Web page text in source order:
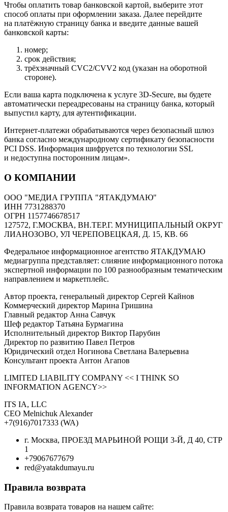
Чтобы оплатить товар банковской картой, выберите этот
способ оплаты при оформлении заказа. Далее перейдите
на платёжную страницу банка и введите данные вашей
банковской карты:
номер;
срок действия;
трёхзначный CVC2/CVV2 код (указан на оборотной
стороне).
Если ваша карта подключена к услуге 3D-Secure, вы будете
автоматически переадресованы на страницу банка, который
выпустил карту, для аутентификации.
Интернет-платежи обрабатываются через безопасный шлюз
банка согласно международному сертификату безопасности
PCI DSS. Информация шифруется по технологии SSL
и недоступна посторонним лицам».
О КОМПАНИИ
ООО "МЕДИА ГРУППА "ЯТАКДУМАЮ"
ИНН 7731288370
ОГРН 1157746678517
127572, Г.МОСКВА, ВН.ТЕР.Г. МУНИЦИПАЛЬНЫЙ ОКРУГ
ЛИАНОЗОВО, УЛ ЧЕРЕПОВЕЦКАЯ, Д. 15, КВ. 66
Федеральное информационное агентство ЯТАКДУМАЮ
медиагруппа представляет: слияние информационного потока
экспертной информации по 100 разнообразным тематическим
направлением и маркетплейс.
Автор проекта, генеральный директор Сергей Кайнов
Коммерческий директор Марина Гришина
Главный редактор Анна Савчук
Шеф редактор Татьяна Бурмагина
Исполнительный директор Виктор Парубин
Директор по развитию Павел Петров
Юридический отдел Ногинова Светлана Валерьевна
Консультант проекта Антон Агапов
LIMITED LIABILITY COMPANY << I THINK SO
INFORMATION AGENCY>>
ITS IA, LLC
CEO Melnichuk Alexander
+7(916)7017333 (WA)
г. Москва, ПРОЕЗД МАРЬИНОЙ РОЩИ 3-Й, Д 40, СТР
1
+79067677679
red@yatakdumayu.ru
Правила возврата
Правила возврата товаров на нашем сайте: